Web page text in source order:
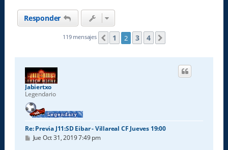
Responder
119 mensajes Anterior
1 2 3 4
Jabiertxo
Legendario
Re: Previa J11:SD Eibar - Villareal CF Jueves 19:00
M
Jue Oct 31, 2019 7:49 pm